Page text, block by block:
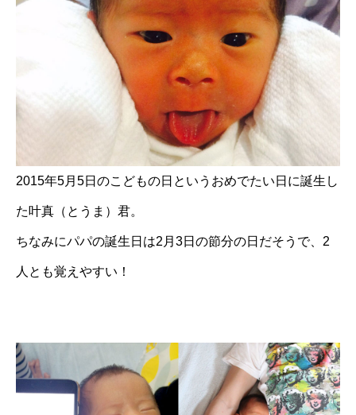
2015年5月5日のこどもの日というおめでたい日に誕生し
た叶真（とうま）君。
ちなみにパパの誕生日は2月3日の節分の日だそうで、2
人とも覚えやすい！